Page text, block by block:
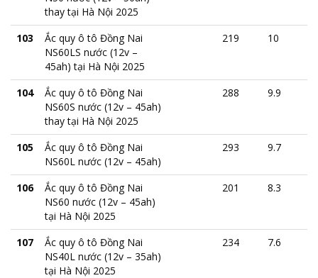
thay tại Hà Nội 2025
103
Ắc quy ô tô Đồng Nai
NS60LS nước (12v –
45ah) tại Hà Nội 2025
219 10
104
Ắc quy ô tô Đồng Nai
NS60S nước (12v – 45ah)
thay tại Hà Nội 2025
288 9.9
105
Ắc quy ô tô Đồng Nai
NS60L nước (12v – 45ah)
293 9.7
106
Ắc quy ô tô Đồng Nai
NS60 nước (12v – 45ah)
tại Hà Nội 2025
201 8.3
107
Ắc quy ô tô Đồng Nai
NS40L nước (12v – 35ah)
tại Hà Nội 2025
234 7.6